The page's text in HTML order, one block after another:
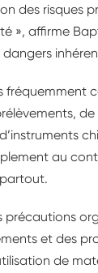
des risques
», affirme
fréquemment
au
précautions
et des
de